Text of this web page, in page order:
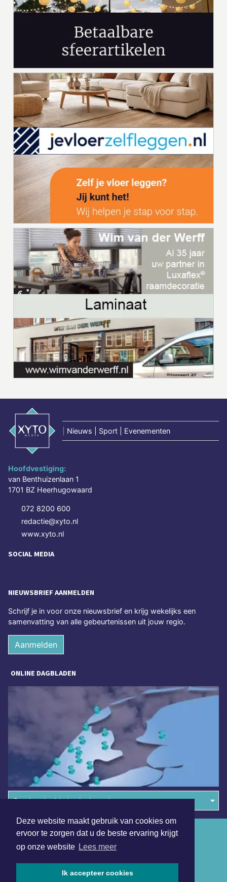
Deze website maakt gebruik van cookies om
ervoor te zorgen dat u de beste ervaring krijgt
op onze website Lees meer
Ik accepteer cookies
Nieuws | Sport | Evenementen
Hoofdvestiging:
van Benthuizenlaan 1
1701 BZ Heerhugowaard
072 8200 600
redactie@xyto.nl
www.xyto.nl
SOCIAL MEDIA
NIEUWSBRIEF AANMELDEN
Schrijf je in voor onze nieuwsbrief en krijg wekelijks een
samenvatting van alle gebeurtenissen uit jouw regio.
Aanmelden
ONLINE DAGBLADEN
Overige dagbladen in de regio
Algemene voorwaarden
Disclaimer